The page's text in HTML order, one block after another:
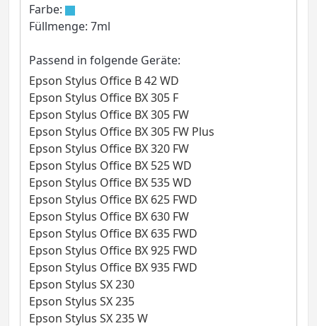
Farbe:
Füllmenge: 7ml
Passend in folgende Geräte:
Epson Stylus Office B 42 WD
Epson Stylus Office BX 305 F
Epson Stylus Office BX 305 FW
Epson Stylus Office BX 305 FW Plus
Epson Stylus Office BX 320 FW
Epson Stylus Office BX 525 WD
Epson Stylus Office BX 535 WD
Epson Stylus Office BX 625 FWD
Epson Stylus Office BX 630 FW
Epson Stylus Office BX 635 FWD
Epson Stylus Office BX 925 FWD
Epson Stylus Office BX 935 FWD
Epson Stylus SX 230
Epson Stylus SX 235
Epson Stylus SX 235 W